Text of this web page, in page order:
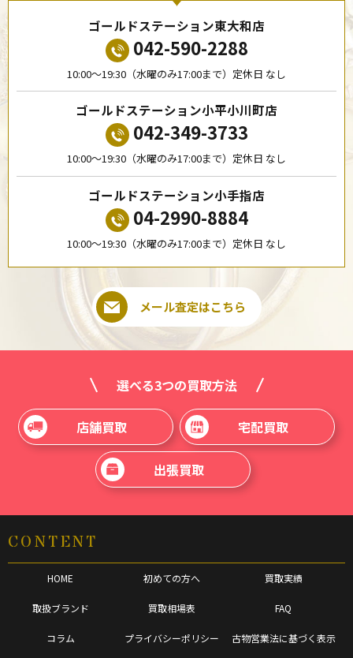
ゴールドステーション東大和店
042-590-2288
10:00〜19:30（水曜のみ17:00まで）定休日 なし
ゴールドステーション小平小川町店
042-349-3733
10:00〜19:30（水曜のみ17:00まで）定休日 なし
ゴールドステーション小手指店
04-2990-8884
10:00〜19:30（水曜のみ17:00まで）定休日 なし
メール査定はこちら
選べる3つの買取方法
店舗買取 宅配買取
出張買取
CONTENT
HOME 初めての方へ 買取実績
取扱ブランド 買取相場表 FAQ
コラム プライバシーポリシー 古物営業法に基づく表示